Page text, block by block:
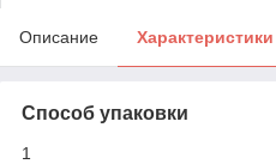
Описание Характеристики
Способ упаковки
1